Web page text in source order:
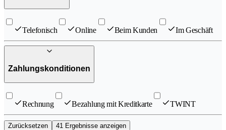
Telefonisch Online Beim Kunden Im Geschäft
Zahlungskonditionen
Rechnung Bezahlung mit Kreditkarte TWINT
Zurücksetzen 41 Ergebnisse anzeigen